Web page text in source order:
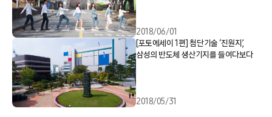
2018/06/01
[포토에세이 1편] 첨단기술 ‘진원지’,
삼성의 반도체 생산기지를 들여다보다
2018/05/31